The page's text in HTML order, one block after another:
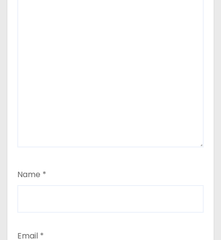
Name *
Email *